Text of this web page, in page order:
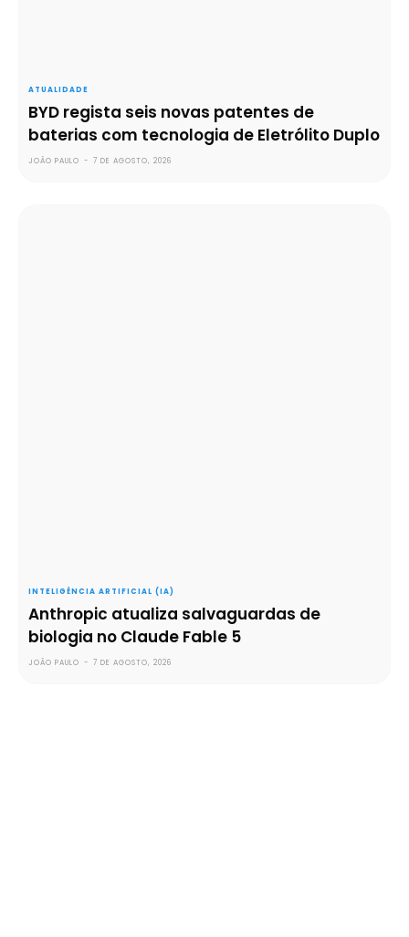
ATUALIDADE
BYD regista seis novas patentes de
baterias com tecnologia de Eletrólito Duplo
JOÃO PAULO - 7 DE AGOSTO, 2026
INTELIGÊNCIA ARTIFICIAL (IA)
Anthropic atualiza salvaguardas de
biologia no Claude Fable 5
JOÃO PAULO - 7 DE AGOSTO, 2026